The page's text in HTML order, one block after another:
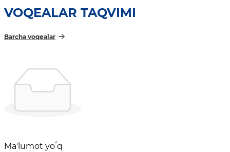
VOQEALAR TAQVIMI
Barcha voqealar
Maʼlumot yoʻq